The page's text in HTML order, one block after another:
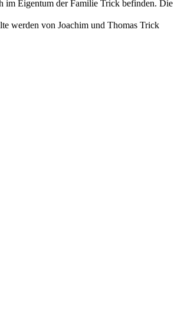
im Eigentum der Familie Trick befinden. Die
werden von Joachim und Thomas Trick